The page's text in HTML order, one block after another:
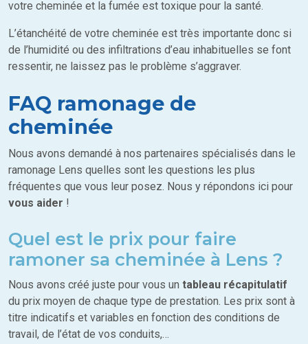
votre cheminée et la fumée est toxique pour la santé.
L’étanchéité de votre cheminée est très importante donc si
de l’humidité ou des infiltrations d’eau inhabituelles se font
ressentir, ne laissez pas le problème s’aggraver.
FAQ ramonage de
cheminée
Nous avons demandé à nos partenaires spécialisés dans le
ramonage Lens quelles sont les questions les plus
fréquentes que vous leur posez. Nous y répondons ici pour
vous aider !
Quel est le prix pour faire
ramoner sa cheminée à Lens ?
Nous avons créé juste pour vous un tableau récapitulatif
du prix moyen de chaque type de prestation. Les prix sont à
titre indicatifs et variables en fonction des conditions de
travail, de l’état de vos conduits,…